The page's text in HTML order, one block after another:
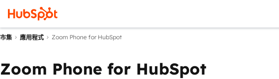
市集 應用程式 Zoom Phone for HubSpot
Zoom Phone for HubSpot